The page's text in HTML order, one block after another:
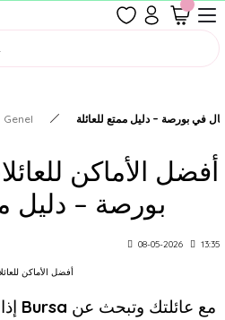
Aynı Gün Kargoda!
Genel في بورصة – دليل ممتع للعائلة
أفضل الأماكن
بورصة – دليل
08-05-2026 13:35
Bursa